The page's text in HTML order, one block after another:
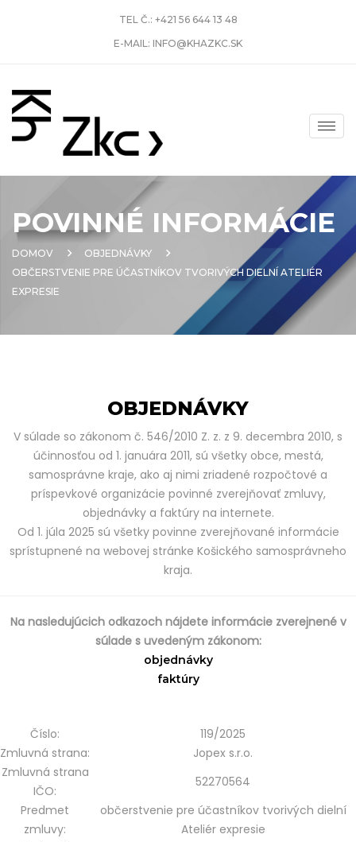
TEL Č.: +421 56 644 13 48
E-MAIL: INFO@KHAZKC.SK
POVINNÉ INFORMÁCIE
DOMOV
OBJEDNÁVKY
OBČERSTVENIE PRE ÚČASTNÍKOV TVORIVÝCH DIELNÍ ATELIÉR
EXPRESIE
OBJEDNÁVKY
V súlade so zákonom č. 546/2010 Z. z. z 9. decembra 2010, s
účinnosťou od 1. januára 2011, sú všetky obce, mestá,
samosprávne kraje, ako aj nimi zriadené rozpočtové a
príspevkové organizácie povinné zverejňovať zmluvy,
objednávky a faktúry na internete.
Od 1. júla 2025 sú všetky povinne zverejňované informácie
sprístupnené na webovej stránke Košického samosprávneho
kraja.
Na nasledujúcich odkazoch nájdete informácie zverejnené v
súlade s uvedeným zákonom:
objednávky
faktúry
Číslo:
119/2025
Zmluvná strana:
Jopex s.r.o.
Zmluvná strana
IČO:
52270564
Predmet
zmluvy:
občerstvenie pre účastníkov tvorivých dielní
Ateliér expresie